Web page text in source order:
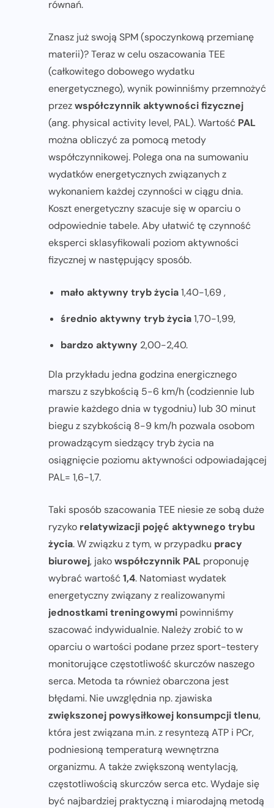
równań.
Znasz już swoją SPM (spoczynkową przemianę
materii)? Teraz w celu oszacowania TEE
(całkowitego dobowego wydatku
energetycznego), wynik powinniśmy przemnożyć
przezwspółczynnik aktywności fizycznej
(ang. physical activity level, PAL). Wartość PAL
można obliczyć za pomocą metody
współczynnikowej. Polega ona na sumowaniu
wydatków energetycznych związanych z
wykonaniem każdej czynności w ciągu dnia.
Koszt energetyczny szacuje się w oparciu o
odpowiednie tabele. Aby ułatwić tę czynność
eksperci sklasyfikowali poziom aktywności
fizycznej w następujący sposób.
mało aktywny tryb życia1,40-1,69 ,
średnio aktywny tryb życia1,70-1,99,
bardzo aktywny 2,00-2,40.
Dla przykładu jedna godzina energicznego
marszu z szybkością 5-6 km/h (codziennie lub
prawie każdego dnia w tygodniu) lub 30 minut
biegu z szybkością 8-9 km/h pozwala osobom
prowadzącym siedzący tryb życia na
osiągnięcie poziomu aktywności odpowiadającej
PAL= 1,6-1,7.
Taki sposób szacowania TEE niesie ze sobą duże
ryzyko relatywizacji pojęć aktywnego trybu
życia. W związku z tym, w przypadku pracy
biurowej, jakowspółczynnik PAL proponuję
wybrać wartość1,4. Natomiast wydatek
energetyczny związany z realizowanymi
jednostkami treningowymi powinniśmy
szacować indywidualnie. Należy zrobić to w
oparciu o wartości podane przez sport-testery
monitorujące częstotliwość skurczów naszego
serca. Metoda ta również obarczona jest
błędami. Nie uwzględnia np. zjawiska
zwiększonej powysiłkowej konsumpcji tlenu,
która jest związana m.in. z resyntezą ATP i PCr,
podniesioną temperaturą wewnętrzna
organizmu. A także zwiększoną wentylacją,
częstotliwością skurczów serca etc. Wydaje się
być najbardziej praktyczną i miarodajną metodą